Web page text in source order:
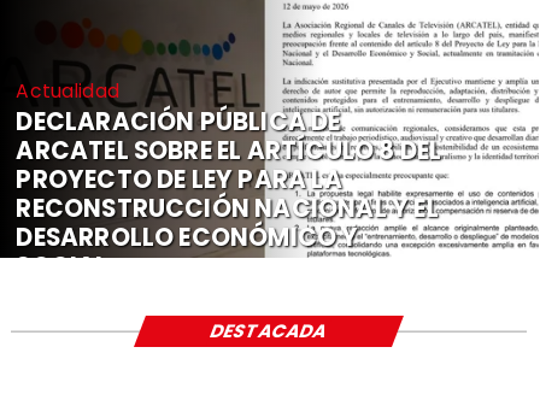
Actualidad
DECLARACIÓN PÚBLICA DE
ARCATEL SOBRE EL ARTÍCULO 8 DEL
PROYECTO DE LEY PARA LA
RECONSTRUCCIÓN NACIONAL Y EL
DESARROLLO ECONÓMICO Y
SOCIAL
DESTACADA